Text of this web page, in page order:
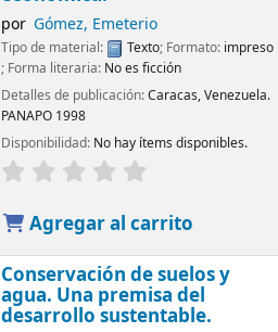
por Gómez, Emeterio
Tipo de material: Texto; Formato: impreso
; Forma literaria: No es ficción
Detalles de publicación:Caracas, Venezuela.
PANAPO 1998
Disponibilidad: No hay ítems disponibles.
Agregar al carrito
Conservación de suelos y
agua. Una premisa del
desarrollo sustentable.